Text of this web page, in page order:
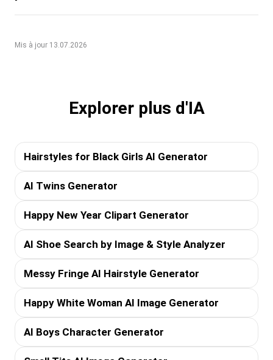
Mis à jour 13.07.2026
Explorer plus d'IA
Hairstyles for Black Girls AI Generator
AI Twins Generator
Happy New Year Clipart Generator
AI Shoe Search by Image & Style Analyzer
Messy Fringe AI Hairstyle Generator
Happy White Woman AI Image Generator
AI Boys Character Generator